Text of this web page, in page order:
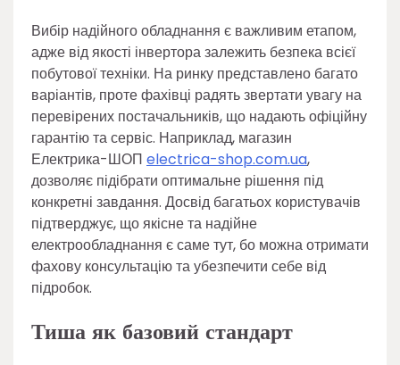
Вибір надійного обладнання є важливим етапом,
адже від якості інвертора залежить безпека всієї
побутової техніки. На ринку представлено багато
варіантів, проте фахівці радять звертати увагу на
перевірених постачальників, що надають офіційну
гарантію та сервіс. Наприклад, магазин
Електрика-ШОП electrica-shop.com.ua,
дозволяє підібрати оптимальне рішення під
конкретні завдання. Досвід багатьох користувачів
підтверджує, що якісне та надійне
електрообладнання є саме тут, бо можна отримати
фахову консультацію та убезпечити себе від
підробок.
Тиша як базовий стандарт